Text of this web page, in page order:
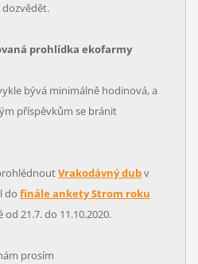
dozvědět.
prohlídka ekofarmy
bývá minimálně hodinová, a
příspěvkům se bránit
Vrakodávný dubv
do finále ankety Strom roku
21.7. do 11.10.2020.
prosím